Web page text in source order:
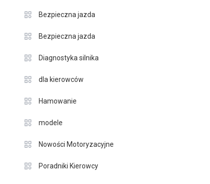
Bezpieczna jazda
Bezpieczna jazda
Diagnostyka silnika
dla kierowców
Hamowanie
modele
Nowości Motoryzacyjne
Poradniki Kierowcy